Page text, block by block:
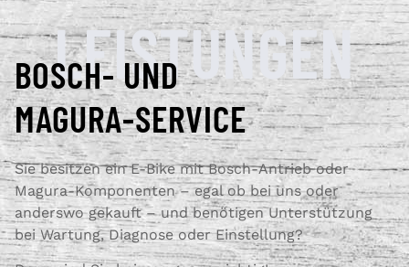
LEISTUNGEN
BOSCH- UND
MAGURA-SERVICE
Sie besitzen ein E-Bike mit Bosch-Antrieb oder
Magura-Komponenten – egal ob bei uns oder
anderswo gekauft – und benötigen Unterstützung
bei Wartung, Diagnose oder Einstellung?